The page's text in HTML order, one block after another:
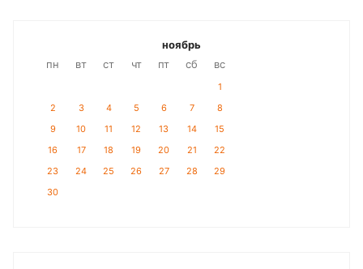
ноябрь
пн
вт ст чт пт сб вс
1
2
3 4 5 6 7
8
9
10 11 12 13 14
15
16
17 18 19 20 21
22
23
24 25 26 27 28
29
30